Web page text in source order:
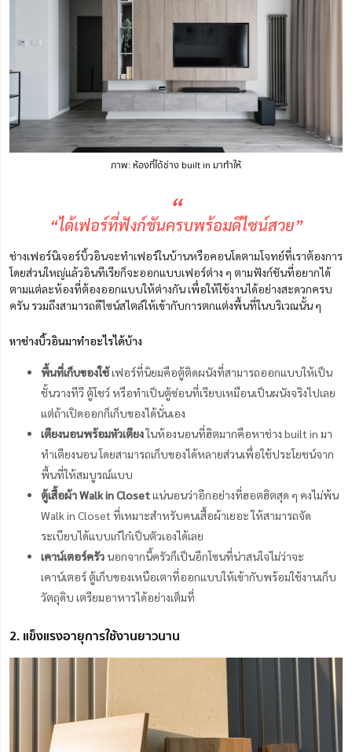
ภาพ: ห้องที่ได้ช่าง built in มาทำให้
“
“ได้เฟอร์ที่ฟังก์ชันครบพร้อมดีไซน์สวย”
ช่างเฟอร์นิเจอร์บิ้วอินจะทำเฟอร์ในบ้านหรือคอนโดตามโจทย์ที่เราต้องการ
โดยส่วนใหญ่แล้วอินทีเรียก็จะออกแบบเฟอร์ต่าง ๆ ตามฟังก์ชันที่อยากได้
ตามแต่ละห้องที่ต้องออกแบบให้ต่างกัน เพื่อให้ใช้งานได้อย่างสะดวกครบ
ครัน รวมถึงสามารถดีไซน์สไตล์ให้เข้ากับการตกแต่งพื้นที่ในบริเวณนั้น ๆ
หาช่างบิ้วอินมาทำอะไรได้บ้าง
พื้นที่เก็บของใช้เฟอร์ที่นิยมคือตู้ติดผนังที่สามารถออกแบบให้เป็น
ชั้นวางทีวี ตู้โชว์ หรือทำเป็นตู้ซ่อนที่เรียบเหมือนเป็นผนังจริงไปเลย
แต่ถ้าเปิดออกก็เก็บของได้นั่นเอง
เตียงนอนพร้อมหัวเตียงในห้องนอนที่ฮิตมากคือหาช่าง built in มา
ทำเตียงนอน โดยสามารถเก็บของได้หลายส่วนเพื่อใช้ประโยชน์จาก
พื้นที่ให้สมบูรณ์แบบ
ตู้เสื้อผ้า Walk in Closetแน่นอนว่าอีกอย่างที่ฮอตฮิตสุด ๆ คงไม่พ้น
Walk in Closet ที่เหมาะสำหรับคนเสื้อผ้าเยอะ ให้สามารถจัด
ระเบียบได้แบบเก๋ไก๋เป็นตัวเองได้เลย
เคาน์เตอร์ครัว นอกจากนี้ครัวก็เป็นอีกโซนที่น่าสนใจไม่ว่าจะ
เคาน์เตอร์ ตู้เก็บของเหนือเตาที่ออกแบบให้เข้ากับพร้อมใช้งานเก็บ
วัตถุดิบ เตรียมอาหารได้อย่างเต็มที่
2. แข็งแรงอายุการใช้งานยาวนาน